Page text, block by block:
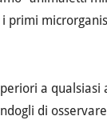
primi
a qualsiasi
di